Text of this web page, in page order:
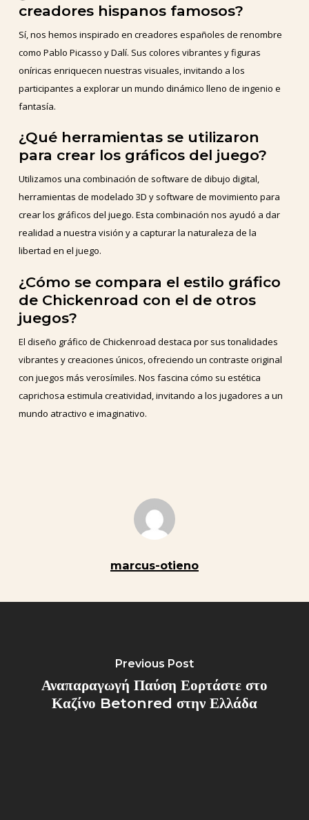
creadores hispanos famosos?
Sí, nos hemos inspirado en creadores españoles de renombre
como Pablo Picasso y Dalí. Sus colores vibrantes y figuras
oníricas enriquecen nuestras visuales, invitando a los
participantes a explorar un mundo dinámico lleno de ingenio e
fantasía.
¿Qué herramientas se utilizaron
para crear los gráficos del juego?
Utilizamos una combinación de software de dibujo digital,
herramientas de modelado 3D y software de movimiento para
crear los gráficos del juego. Esta combinación nos ayudó a dar
realidad a nuestra visión y a capturar la naturaleza de la
libertad en el juego.
¿Cómo se compara el estilo gráfico
de Chickenroad con el de otros
juegos?
El diseño gráfico de Chickenroad destaca por sus tonalidades
vibrantes y creaciones únicos, ofreciendo un contraste original
con juegos más verosímiles. Nos fascina cómo su estética
caprichosa estimula creatividad, invitando a los jugadores a un
mundo atractivo e imaginativo.
marcus-otieno
Previous Post
Αναπαραγωγή Παύση Εορτάστε στο
Καζίνο Betonred στην Ελλάδα